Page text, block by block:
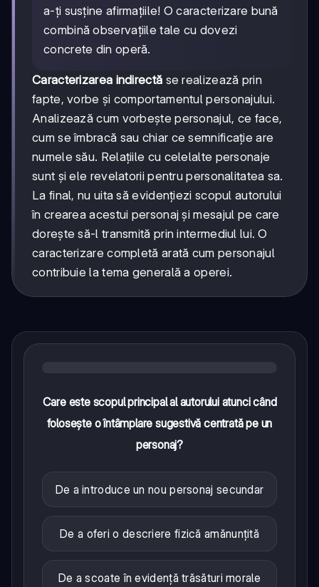
a-ți susține afirmațiile! O caracterizare bună
combină observațiile tale cu dovezi
concrete din operă.
Caracterizarea indirectă se realizează prin
fapte, vorbe și comportamentul personajului.
Analizează cum vorbește personajul, ce face,
cum se îmbracă sau chiar ce semnificație are
numele său. Relațiile cu celelalte personaje
sunt și ele revelatorii pentru personalitatea sa.
La final, nu uita să evidențiezi scopul autorului
în crearea acestui personaj și mesajul pe care
dorește să-l transmită prin intermediul lui. O
caracterizare completă arată cum personajul
contribuie la tema generală a operei.
Care este scopul principal al autorului atunci când
folosește o întâmplare sugestivă centrată pe un
personaj?
De a introduce un nou personaj secundar
De a oferi o descriere fizică amănunțită
De a scoate în evidență trăsături morale